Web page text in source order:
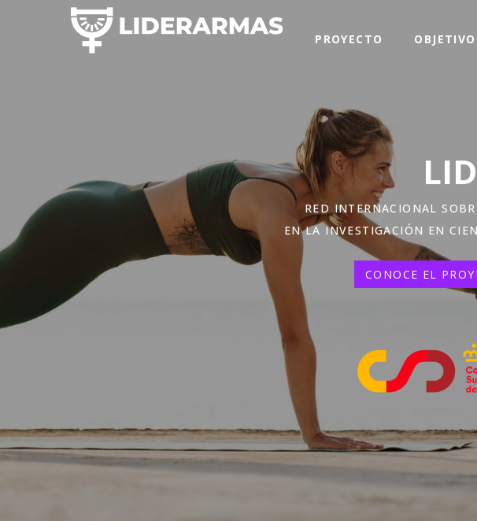
PROYECTO
RED INTERNACIONAL
EN LA INVESTIGACIÓN EN
CONOCE EL